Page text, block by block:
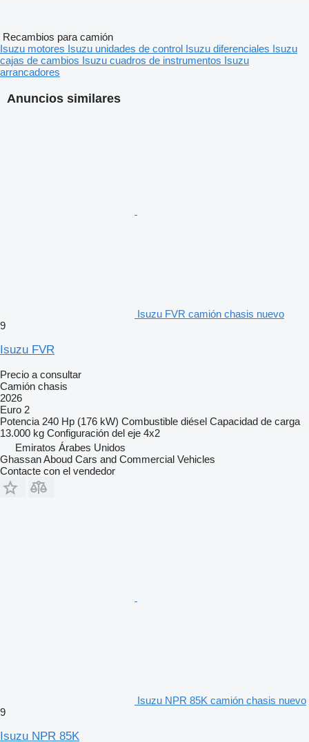
Anuncios similares
Isuzu FVR camión chasis nuevo
9
Isuzu FVR
Precio a consultar
Camión chasis
2026
Euro 2
Potencia 240 Hp (176 kW) Combustible diésel Capacidad de carga
13.000 kg Configuración del eje 4x2
Emiratos Árabes Unidos
Ghassan Aboud Cars and Commercial Vehicles
Contacte con el vendedor
Isuzu NPR 85K camión chasis nuevo
9
Isuzu NPR 85K
Recambios para camión
Isuzu motores Isuzu unidades de control Isuzu diferenciales Isuzu
cajas de cambios Isuzu cuadros de instrumentos Isuzu
arrancadores